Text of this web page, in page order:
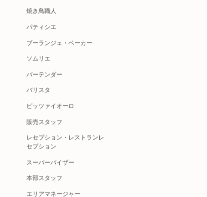
焼き鳥職人
パティシエ
ブーランジェ・ベーカー
ソムリエ
バーテンダー
バリスタ
ピッツァイオーロ
販売スタッフ
レセプション・レストランレ
セプション
スーパーバイザー
本部スタッフ
エリアマネージャー